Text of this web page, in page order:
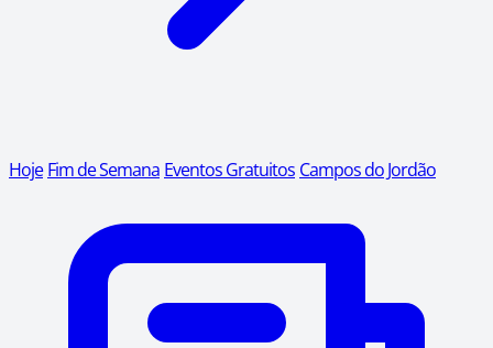
Hoje Fim de Semana Eventos Gratuitos Campos do Jordão